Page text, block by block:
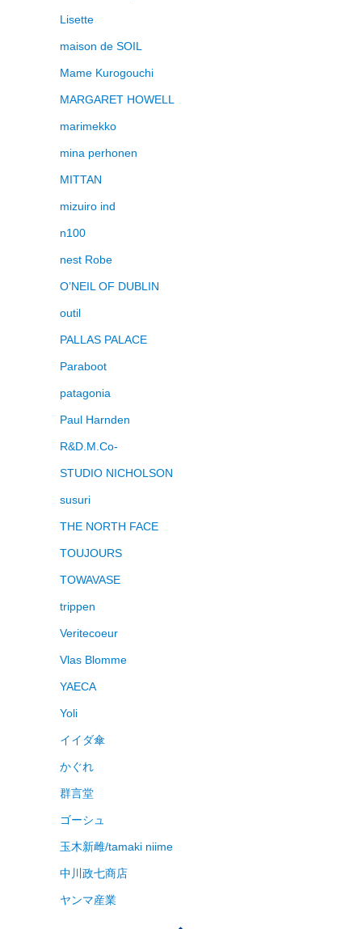
Lisette
maison de SOIL
Mame Kurogouchi
MARGARET HOWELL
marimekko
mina perhonen
MITTAN
mizuiro ind
n100
nest Robe
O’NEIL OF DUBLIN
outil
PALLAS PALACE
Paraboot
patagonia
Paul Harnden
R&D.M.Co-
STUDIO NICHOLSON
susuri
THE NORTH FACE
TOUJOURS
TOWAVASE
trippen
Veritecoeur
Vlas Blomme
YAECA
Yoli
イイダ傘
かぐれ
群言堂
ゴーシュ
玉木新雌/tamaki niime
中川政七商店
ヤンマ産業